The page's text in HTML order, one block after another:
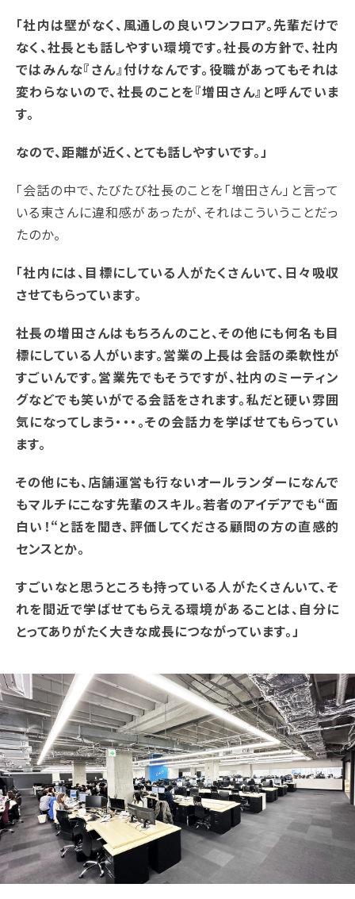
「社内は壁がなく、風通しの良いワンフロア。先輩だけで
なく、社長とも話しやすい環境です。社長の方針で、社内
ではみんな『さん』付けなんです。役職があってもそれは
変わらないので、社長のことを『増田さん』と呼んでいま
す。
なので、距離が近く、とても話しやすいです。」
「会話の中で、たびたび社長のことを「増田さん」と言って
いる東さんに違和感があったが、それはこういうことだっ
たのか。
「社内には、目標にしている人がたくさんいて、日々吸収
させてもらっています。
社長の増田さんはもちろんのこと、その他にも何名も目
標にしている人がいます。営業の上長は会話の柔軟性が
すごいんです。営業先でもそうですが、社内のミーティン
グなどでも笑いがでる会話をされます。私だと硬い雰囲
気になってしまう・・・。その会話力を学ばせてもらってい
ます。
その他にも、店舗運営も行ないオールランダーになんで
もマルチにこなす先輩のスキル。若者のアイデアでも“面
白い！“と話を聞き、評価してくださる顧問の方の直感的
センスとか。
すごいなと思うところも持っている人がたくさんいて、そ
れを間近で学ばせてもらえる環境があることは、自分に
とってありがたく大きな成長につながっています。」